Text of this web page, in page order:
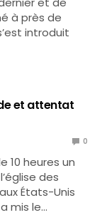
à près de
introduit
et attentat
0
10 heures un
des
États-Unis
mis le…